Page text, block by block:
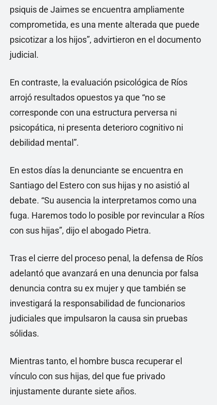
psiquis de Jaimes se encuentra ampliamente
comprometida, es una mente alterada que puede
psicotizar a los hijos”, advirtieron en el documento
judicial.
En contraste, la evaluación psicológica de Ríos
arrojó resultados opuestos ya que “no se
corresponde con una estructura perversa ni
psicopática, ni presenta deterioro cognitivo ni
debilidad mental”.
En estos días la denunciante se encuentra en
Santiago del Estero con sus hijas y no asistió al
debate. “Su ausencia la interpretamos como una
fuga. Haremos todo lo posible por revincular a Ríos
con sus hijas”, dijo el abogado Pietra.
Tras el cierre del proceso penal, la defensa de Ríos
adelantó que avanzará en una denuncia por falsa
denuncia contra su ex mujer y que también se
investigará la responsabilidad de funcionarios
judiciales que impulsaron la causa sin pruebas
sólidas.
Mientras tanto, el hombre busca recuperar el
vínculo con sus hijas, del que fue privado
injustamente durante siete años.